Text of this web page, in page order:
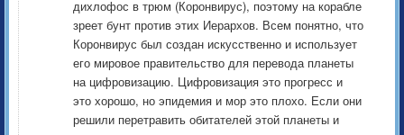
дихлофос в трюм (Коронвирус), поэтому на корабле
зреет бунт против этих Иерархов. Всем понятно, что
Коронвирус был создан искусственно и использует
его мировое правительство для перевода планеты
на цифровизацию. Цифровизация это прогресс и
это хорошо, но эпидемия и мор это плохо. Если они
решили перетравить обитателей этой планеты и